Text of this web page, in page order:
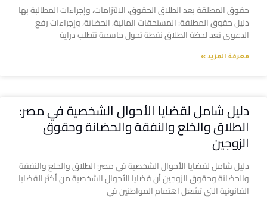
حقوق المطلقة بعد الطلاق الحقوق، الالتزامات، وإجراءات المطالبة بها
دليل حقوق المطلقة: المستحقات المالية، الحضانة، وإجراءات رفع
الدعوى تعد لحظة الطلاق نقطة تحول حاسمة تتطلب دراية
معرفة المزيد »
دليل شامل لقضايا الأحوال الشخصية في مصر:
الطلاق والخلع والنفقة والحضانة وحقوق
الزوجين
دليل شامل لقضايا الأحوال الشخصية في مصر: الطلاق والخلع والنفقة
والحضانة وحقوق الزوجين أن قضايا الأحوال الشخصية من أكثر القضايا
القانونية التي تشغل اهتمام المواطنين في